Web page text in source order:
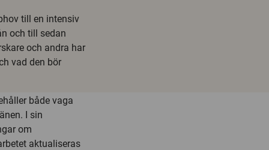
till en intensiv
och till sedan
och andra har
vad den bör
både vaga
I sin
om
aktualiseras